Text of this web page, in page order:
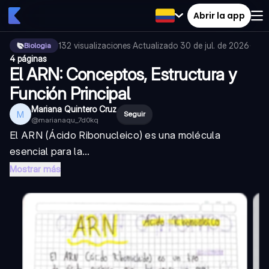
Abrir la app
Biologia 132 visualizaciones·Actualizado 30 de jul. de 2026·
4 páginas
El ARN: Conceptos, Estructura y
Función Principal
M Mariana Quintero Cruz
@marianaqu_7d0kq
Seguir
El ARN (Ácido Ribonucleico) es una molécula
esencial para la...
Mostrar más